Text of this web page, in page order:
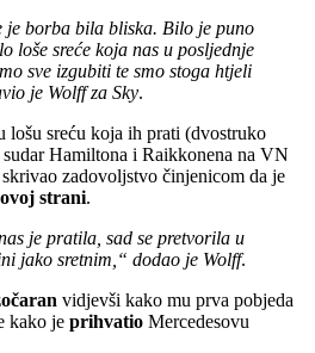
je borba bila bliska. Bilo je puno
loše sreće koja nas u posljednje
sve izgubiti te smo stoga htjeli
je Wolff za Sky.
lošu sreću koja ih prati (dvostruko
Hamiltona i Raikkonena na VN
zadovoljstvo činjenicom da je
strani.
je pratila, sad se pretvorila u
jako sretnim,“ dodao je Wolff.
vidjevši kako mu prva pobjeda
kako je prihvatio Mercedesovu